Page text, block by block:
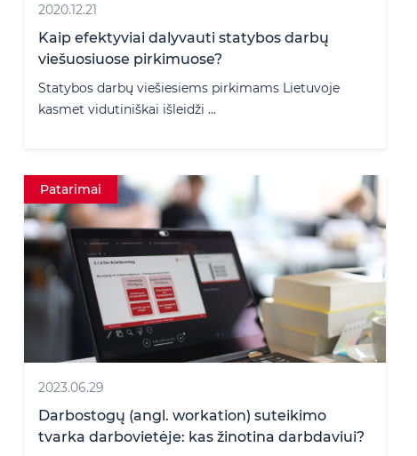
2020.12.21
Kaip efektyviai dalyvauti statybos darbų
viešuosiuose pirkimuose?
Statybos darbų viešiesiems pirkimams Lietuvoje
kasmet vidutiniškai išleidži ...
Patarimai
2023.06.29
Darbostogų (angl. workation) suteikimo
tvarka darbovietėje: kas žinotina darbdaviui?